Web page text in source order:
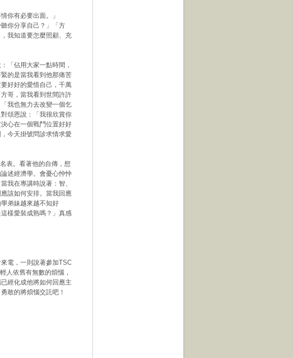
你有必要出面。」
你分享自己？」「方
我知道要怎麼照顧、充
「佔用大家一點時間，
的是當我看到他那痛苦
好好的愛惜自己，千萬
哥，當我看到世間許許
我也無力去改變一個乞
頌恩說：「我很欣賞你
心在一個戰鬥位置好好
今天掛號問診求情求愛
表。看著他的自傳，想
述經濟學。會憂心忡忡
我在專講時說著：智、
該如何安排。當我回應
弟妹越來越不知好
樣愛裝成熟嗎？」真感
電，一則說著參加TSC
人依舊有無數的煩惱，
經化成他將如何回應主
敢的將煩惱交託吧！